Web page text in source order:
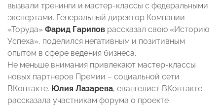
вызвали тренинги и мастер-классы с федеральными
экспертами. Генеральный директор Компании
«Торуда» Фарид Гарипов рассказал свою «Историю
Успеха», поделился негативным и позитивным
опытом в сфере ведения бизнеса.
Не меньше внимания привлекают мастер-классы
новых партнеров Премии – социальной сети
ВКонтакте. Юлия Лазарева, евангелист ВКонтакте
рассказала участникам форума о проекте